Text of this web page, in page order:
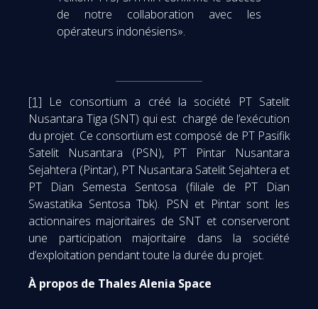
de notre collaboration avec les
opérateurs indonésiens».
[1] Le consortium a créé la société PT Satelit
Nusantara Tiga (SNT) qui est chargé de l’exécution
du projet. Ce consortium est composé de PT Pasifik
Satelit Nusantara (PSN), PT Pintar Nusantara
Sejahtera (Pintar), PT Nusantara Satelit Sejahtera et
PT Dian Semesta Sentosa (filiale de PT Dian
Swastatika Sentosa Tbk). PSN et Pintar sont les
actionnaires majoritaires de SNT et conserveront
une participation majoritaire dans la société
d’exploitation pendant toute la durée du projet.
À propos de Thales Alenia Space